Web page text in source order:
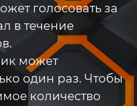
голосовать за
в течение
может
один раз. Чтобы
количество